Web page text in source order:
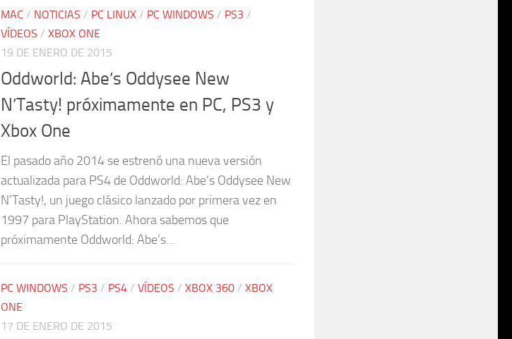
MAC / NOTICIAS / PC LINUX / PC WINDOWS / PS3 /
VÍDEOS / XBOX ONE
19 DE ENERO DE 2015
Oddworld: Abe’s Oddysee New
N’Tasty! próximamente en PC, PS3 y
Xbox One
El pasado año 2014 se estrenó una nueva versión
actualizada para PS4 de Oddworld: Abe’s Oddysee New
N’Tasty!, un juego clásico lanzado por primera vez en
1997 para PlayStation. Ahora sabemos que
próximamente Oddworld: Abe’s...
PC WINDOWS / PS3 / PS4 / VÍDEOS / XBOX 360 / XBOX
ONE
17 DE ENERO DE 2015